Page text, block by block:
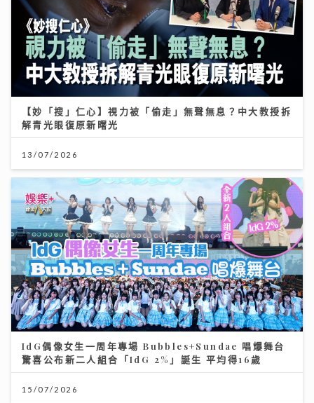
【妙「搜」仁心】視力被「偷走」無聲無息？中大教授拆
解青光眼復原新曙光
13/07/2026
IdG偶像女生一周年專場 Bubbles+Sundae 唱爆舞台
驚喜公布新二人組合「IdG 2%」誕生 平均得16歲
15/07/2026